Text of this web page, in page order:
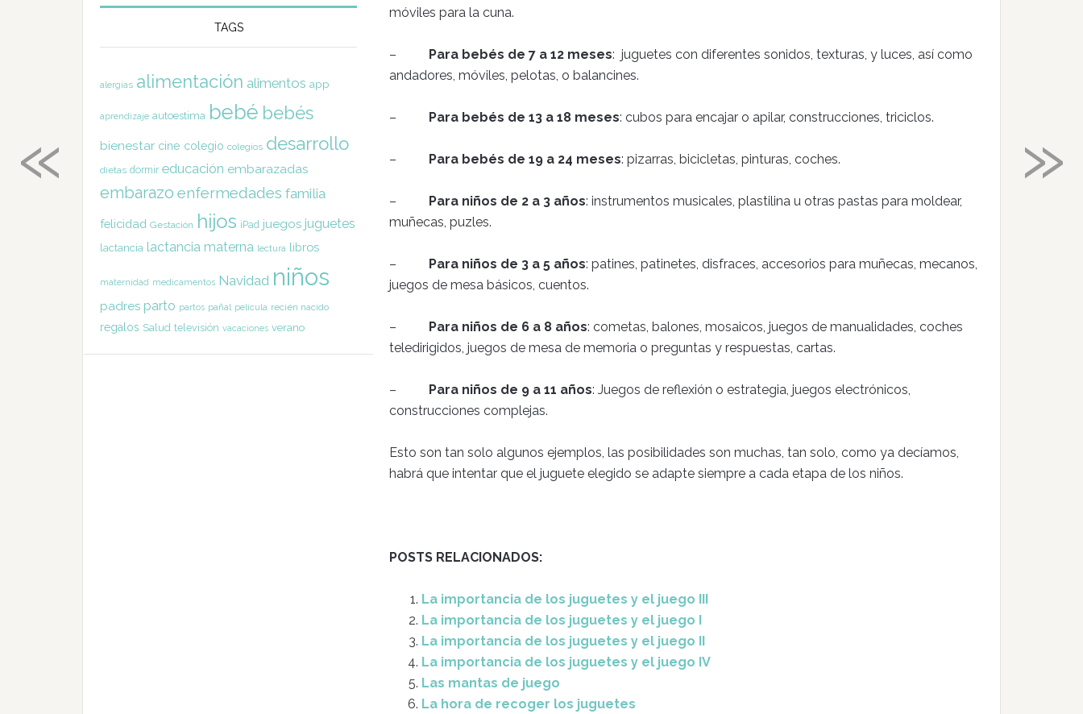
móviles para la cuna.
– Para bebés de 7 a 12 meses: juguetes con diferentes sonidos, texturas, y luces, así como
andadores, móviles, pelotas, o balancines.
– Para bebés de 13 a 18 meses: cubos para encajar o apilar, construcciones, triciclos.
– Para bebés de 19 a 24 meses: pizarras, bicicletas, pinturas, coches.
– Para niños de 2 a 3 años: instrumentos musicales, plastilina u otras pastas para moldear,
muñecas, puzles.
– Para niños de 3 a 5 años: patines, patinetes, disfraces, accesorios para muñecas, mecanos,
juegos de mesa básicos, cuentos.
– Para niños de 6 a 8 años: cometas, balones, mosaicos, juegos de manualidades, coches
teledirigidos, juegos de mesa de memoria o preguntas y respuestas, cartas.
– Para niños de 9 a 11 años: Juegos de reflexión o estrategia, juegos electrónicos,
construcciones complejas.
Esto son tan solo algunos ejemplos, las posibilidades son muchas, tan solo, como ya decíamos,
habrá que intentar que el juguete elegido se adapte siempre a cada etapa de los niños.
POSTS RELACIONADOS:
La importancia de los juguetes y el juego III
La importancia de los juguetes y el juego I
La importancia de los juguetes y el juego II
La importancia de los juguetes y el juego IV
Las mantas de juego
La hora de recoger los juguetes
TAGS
alergias alimentación alimentos app
aprendizaje autoestima bebé bebés
bienestar cine colegio colegios desarrollo
dietas dormir educación embarazadas
embarazo enfermedades familia
felicidad Gestación hijos iPad juegos juguetes
lactancia lactancia materna lectura libros
maternidad medicamentos Navidad niños
padres parto partos pañal película recién nacido
regalos Salud televisión vacaciones verano
»
«